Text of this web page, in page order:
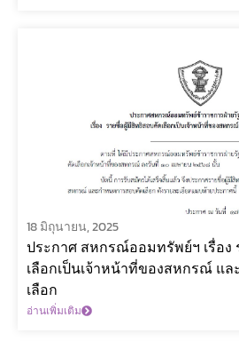
18 มิถุนายน, 2025
ประกาศ สหกรณ์ออมทรัพย์ฯ เรื่อ
เลือกเป็นเจ้าหน้าที่ของสหกรณ์ แ
เลือก
อ่านเพิ่มเติม